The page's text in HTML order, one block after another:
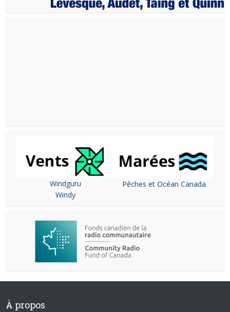
Windguru
Windy
Pêches et Océan Canada
À propos